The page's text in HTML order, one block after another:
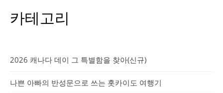
카테고리
2026 캐나다 데이 그 특별함을 찾아(신규)
나쁜 아빠의 반성문으로 쓰는 홋카이도 여행기